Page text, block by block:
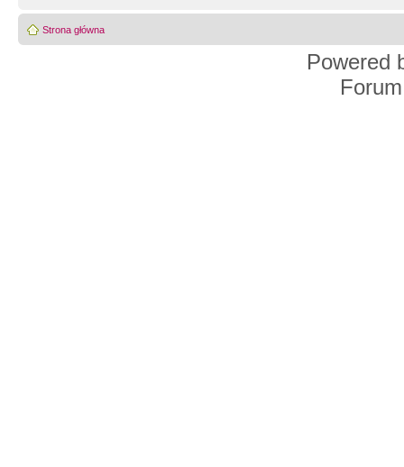
Strona główna
Powered